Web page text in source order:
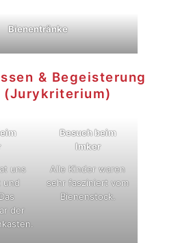
Bienentränke
& Begeisterung
uns
und
der
Besuch beim
Imker
Alle Kinder waren
sehr fasziniert vom
Bienenstock.